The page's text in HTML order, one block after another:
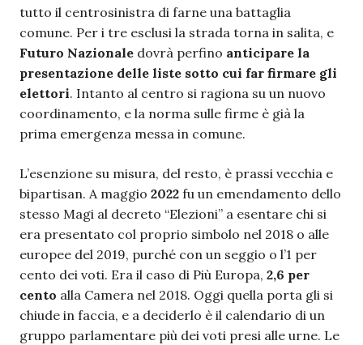
tutto il centrosinistra di farne una battaglia
comune. Per i tre esclusi la strada torna in salita, e
Futuro Nazionale dovrà perfino anticipare la
presentazione delle liste sotto cui far firmare gli
elettori. Intanto al centro si ragiona su un nuovo
coordinamento, e la norma sulle firme è già la
prima emergenza messa in comune.
L’esenzione su misura, del resto, è prassi vecchia e
bipartisan. A maggio 2022 fu un emendamento dello
stesso Magi al decreto “Elezioni” a esentare chi si
era presentato col proprio simbolo nel 2018 o alle
europee del 2019, purché con un seggio o l’1 per
cento dei voti. Era il caso di Più Europa, 2,6 per
cento alla Camera nel 2018. Oggi quella porta gli si
chiude in faccia, e a deciderlo è il calendario di un
gruppo parlamentare più dei voti presi alle urne. Le